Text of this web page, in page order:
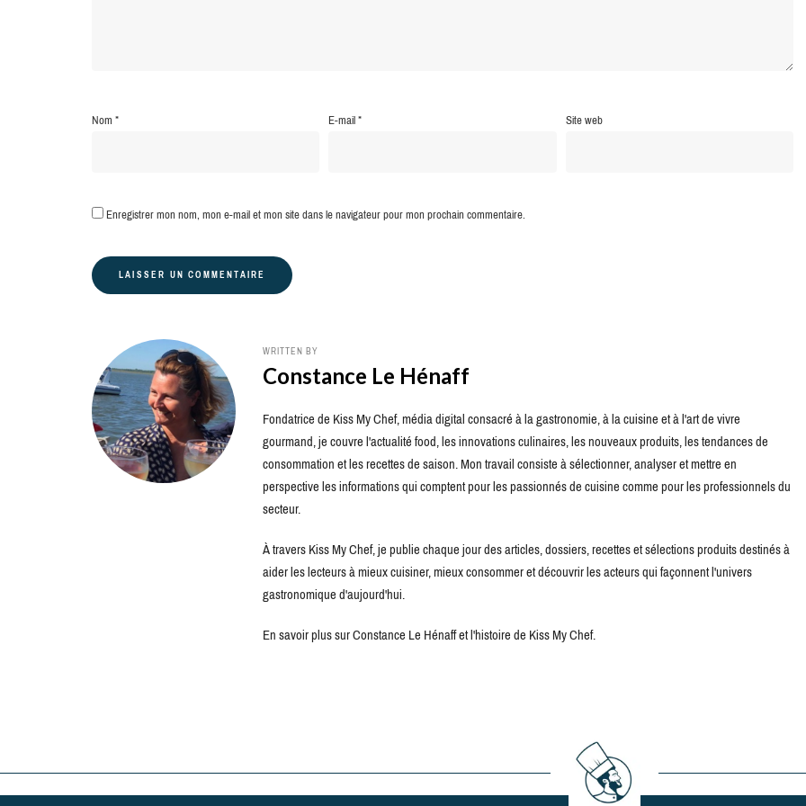
Nom* E-mail* Site web
Enregistrer mon nom, mon e-mail et mon site dans le navigateur pour mon prochain commentaire.
WRITTEN BY
Constance Le Hénaff
Fondatrice de Kiss My Chef, média digital consacré à la gastronomie, à la cuisine et à l'art de vivre
gourmand, je couvre l'actualité food, les innovations culinaires, les nouveaux produits, les tendances de
consommation et les recettes de saison. Mon travail consiste à sélectionner, analyser et mettre en
perspective les informations qui comptent pour les passionnés de cuisine comme pour les professionnels du
secteur.
À travers Kiss My Chef, je publie chaque jour des articles, dossiers, recettes et sélections produits destinés à
aider les lecteurs à mieux cuisiner, mieux consommer et découvrir les acteurs qui façonnent l'univers
gastronomique d'aujourd'hui.
En savoir plus sur Constance Le Hénaff et l'histoire de Kiss My Chef.